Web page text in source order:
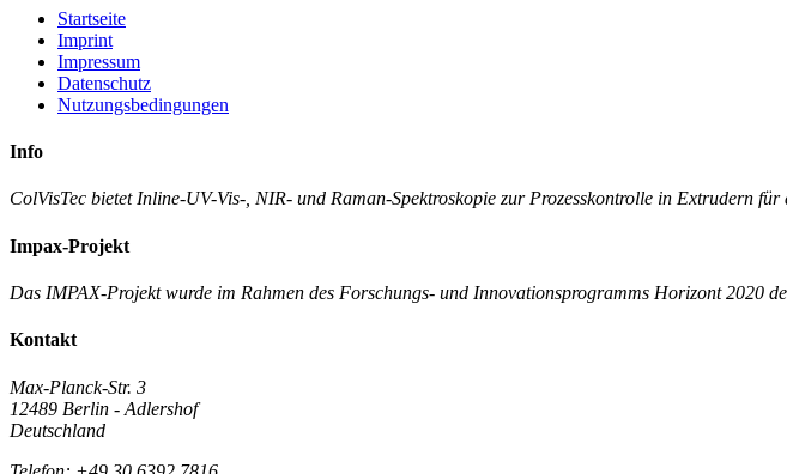
Startseite
Imprint
Impressum
Datenschutz
Nutzungsbedingungen
Info
ColVisTec bietet Inline-UV-Vis-, NIR- und Raman-Spektroskopie zur Prozesskontrolle in Extrudern
Impax-Projekt
Das IMPAX-Projekt wurde im Rahmen des Forschungs- und Innovationsprogramms Horizont 2020
Kontakt
Max-Planck-Str. 3
12489 Berlin - Adlershof
Deutschland